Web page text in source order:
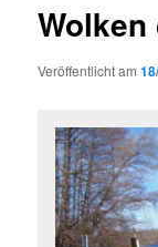
Wolken
Veröffentlicht am